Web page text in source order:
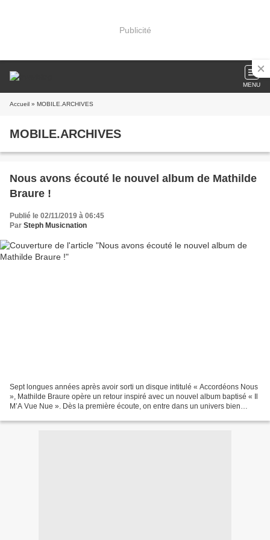
Publicité
MENU
Accueil » MOBILE.ARCHIVES
MOBILE.ARCHIVES
Nous avons écouté le nouvel album de Mathilde
Braure !
Publié le 02/11/2019 à 06:45
Par Steph Musicnation
Sept longues années après avoir sorti un disque intitulé « Accordéons Nous
», Mathilde Braure opère un retour inspiré avec un nouvel album baptisé « Il
M’A Vue Nue ». Dès la première écoute, on entre dans un univers bien